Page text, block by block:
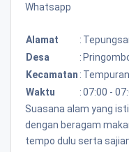
Whatsapp
Alamat :
Desa
:
Kecamatan : Tempuran
Waktu
:07:00 -
Suasana alam yang
dengan beragam
tempo dulu serta